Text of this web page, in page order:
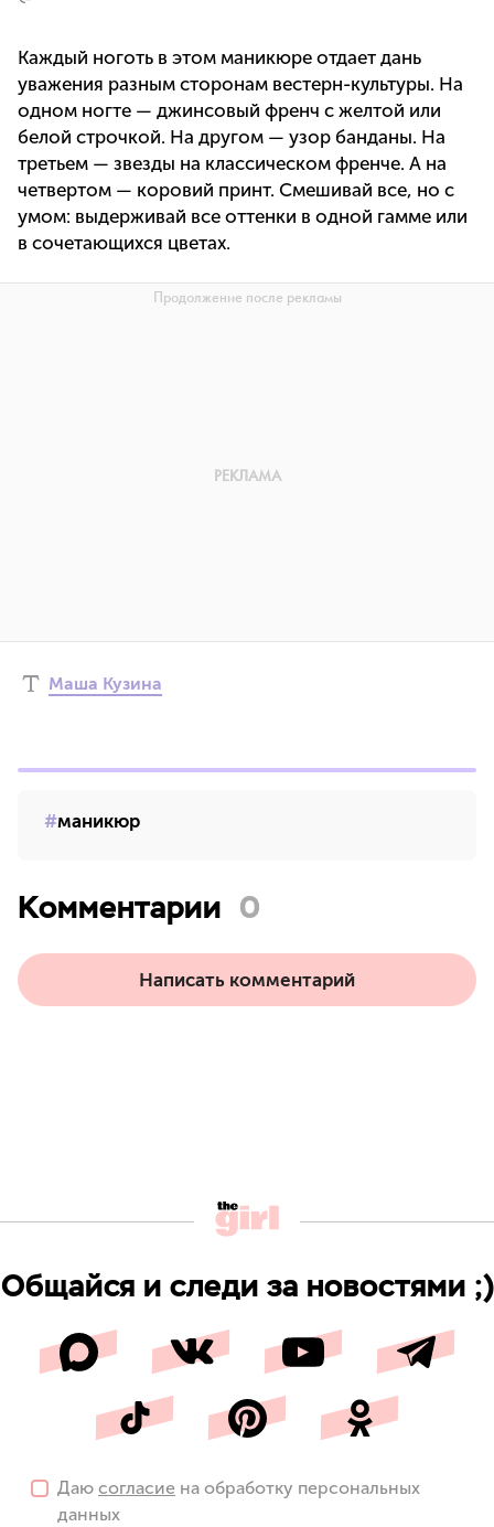
Каждый ноготь в этом маникюре отдает дань
уважения разным сторонам вестерн-культуры. На
одном ногте — джинсовый френч с желтой или
белой строчкой. На другом — узор банданы. На
третьем — звезды на классическом френче. А на
четвертом — коровий принт. Смешивай все, но с
умом: выдерживай все оттенки в одной гамме или
в сочетающихся цветах.
Маша Кузина
маникюр
Комментарии 0
Написать комментарий
Общайся и следи за новостями ;)
Даю согласие на обработку персональных
данных